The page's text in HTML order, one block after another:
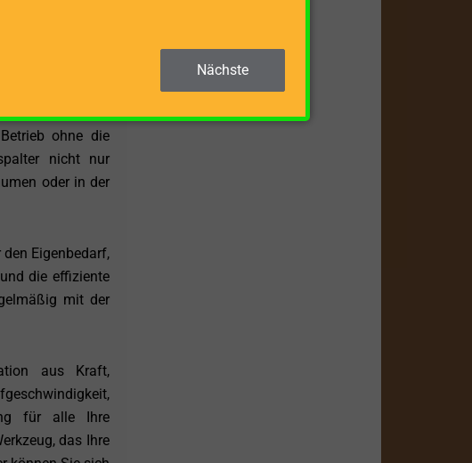
sich voll und
Dies
ein Beispiel für
ohne die
nicht nur
oder in der
Eigenbedarf,
die effiziente
mit der
aus Kraft,
für alle Ihre
das Ihre
Nächste